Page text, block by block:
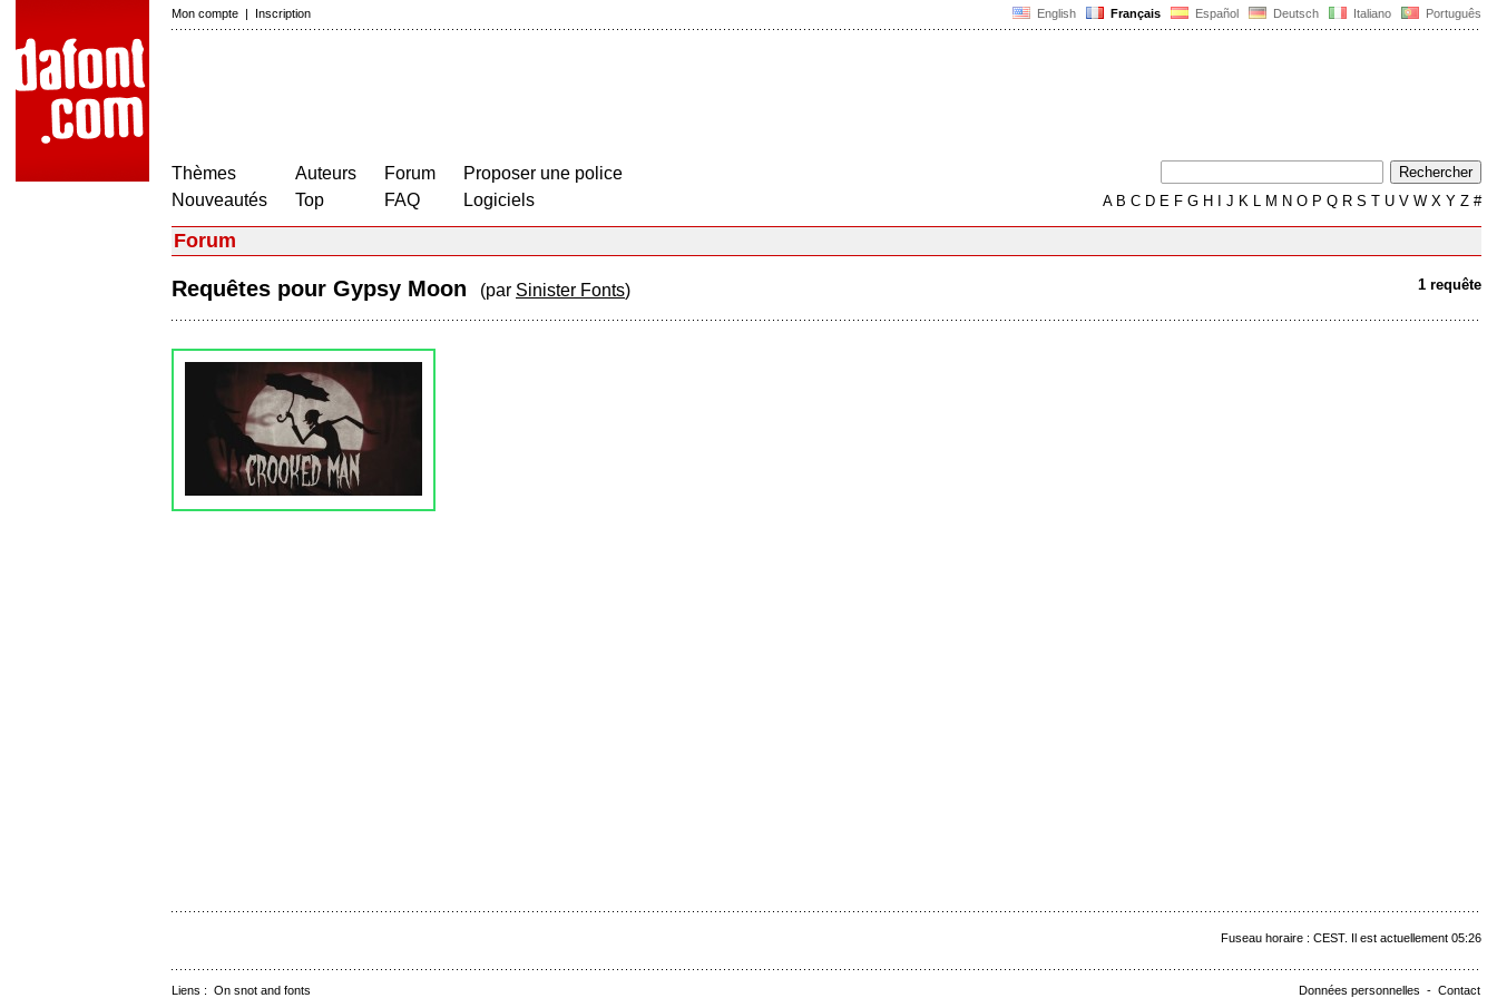
English Français Español Deutsch Italiano Português
Mon compte | Inscription
Thèmes
Nouveautés
Auteurs
Top
Forum
FAQ
Proposer une police
Logiciels
AB C D E F G H J K L M N O P Q R S T U V W X Y Z #
Forum
1 requête
Requêtes pour Gypsy Moon (par Sinister Fonts)
Fuseau horaire : CEST. Il est actuellement 05:26
Données personnelles - Contact
Liens : On snot and fonts